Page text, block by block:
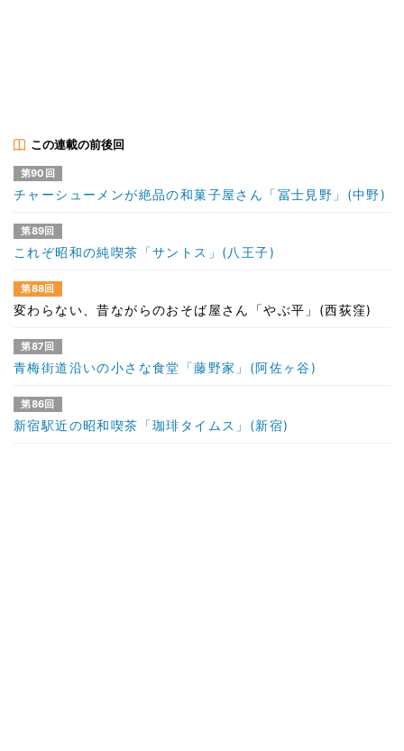
この連載の前後回
第90回
チャーシューメンが絶品の和菓子屋さん「冨士見野」(中野)
第89回
これぞ昭和の純喫茶「サントス」(八王子)
第88回
変わらない、昔ながらのおそば屋さん「やぶ平」(西荻窪)
第87回
青梅街道沿いの小さな食堂「藤野家」(阿佐ヶ谷)
第86回
新宿駅近の昭和喫茶「珈琲タイムス」(新宿)